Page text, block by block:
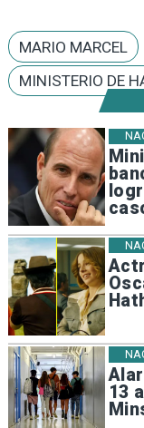
13
MARIO MARCEL
MINISTERIO DE